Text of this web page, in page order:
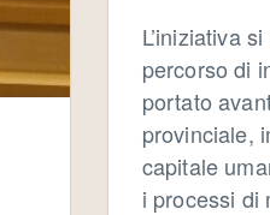
L’iniziativa
percorso di
portato
provinciale,
capitale
i processi di